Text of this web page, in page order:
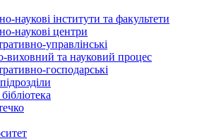
наукові інститути та факультети
наукові центри
управлінські
виховний та науковий процес
господарські